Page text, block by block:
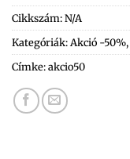
Cikkszám:N/A
Kategóriák: Akció -50%,
Címke:akcio50